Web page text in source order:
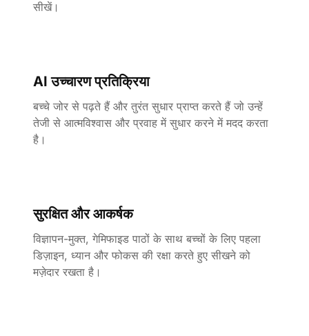
सीखें।
AI उच्चारण प्रतिक्रिया
बच्चे जोर से पढ़ते हैं और तुरंत सुधार प्राप्त करते हैं जो उन्हें
तेजी से आत्मविश्वास और प्रवाह में सुधार करने में मदद करता
है।
सुरक्षित और आकर्षक
विज्ञापन-मुक्त, गेमिफाइड पाठों के साथ बच्चों के लिए पहला
डिज़ाइन, ध्यान और फोकस की रक्षा करते हुए सीखने को
मज़ेदार रखता है।